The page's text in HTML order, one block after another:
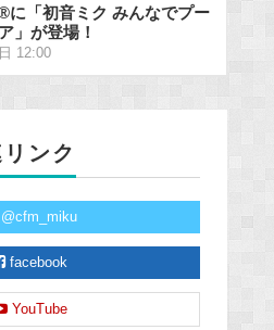
に「初音ミク みんなでプー
」が登場！
12:00
ンク
facebook
YouTube